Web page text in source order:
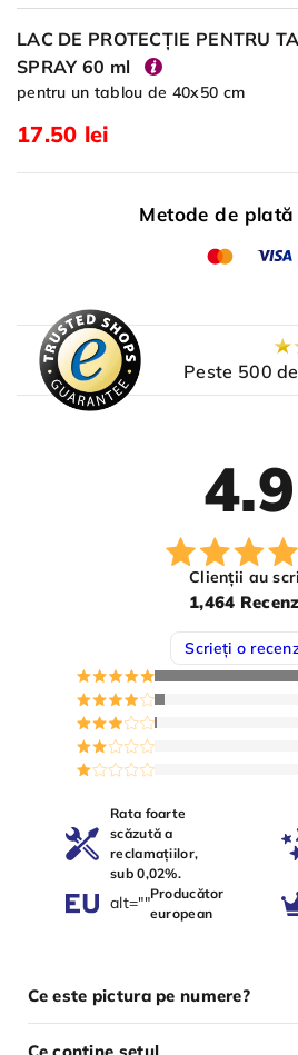
LAC DE PROTECȚIE PENTRU
SPRAY 60 ml
pentru un tablou de 40x50 cm
17.50 lei
Metode de
Peste 500
4.9
Clienții au
1,464
Scrieți o
Rata foarte
scăzută a
reclamațiilor,
sub 0,02%.
alt=""Producător
european
Ce este pictura pe numere?